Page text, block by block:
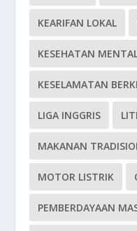
KEARIFAN LOKAL
KESEHATAN
KESELAMATAN
LIGA INGGRIS
MAKANAN
MOTOR LISTRIK
PEMBERDAYAAN